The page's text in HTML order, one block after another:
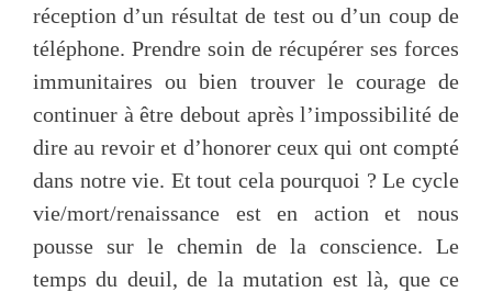
réception d’un résultat de test ou d’un coup de
téléphone. Prendre soin de récupérer ses forces
immunitaires ou bien trouver le courage de
continuer à être debout après l’impossibilité de
dire au revoir et d’honorer ceux qui ont compté
dans notre vie. Et tout cela pourquoi ? Le cycle
vie/mort/renaissance est en action et nous
pousse sur le chemin de la conscience. Le
temps du deuil, de la mutation est là, que ce